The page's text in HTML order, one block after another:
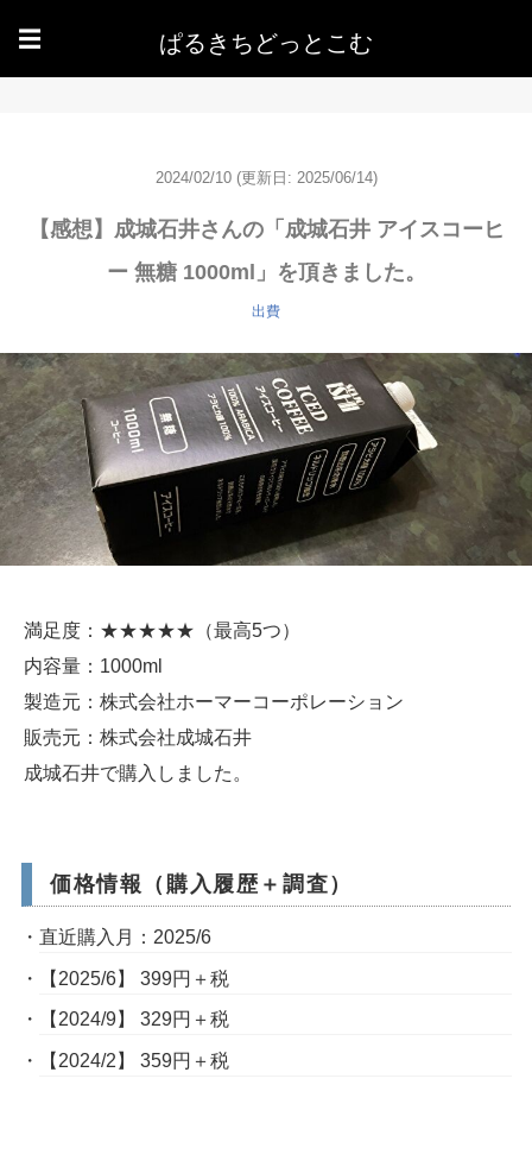
☰ ぱるきちどっとこむ
2024/02/10 (更新日: 2025/06/14)
【感想】成城石井さんの「成城石井 アイスコーヒ
ー 無糖 1000ml」を頂きました。
出費
満足度：★★★★★（最高5つ）
内容量：1000ml
製造元：株式会社ホーマーコーポレーション
販売元：株式会社成城石井
成城石井で購入しました。
価格情報（購入履歴＋調査）
直近購入月：2025/6
【2025/6】 399円＋税
【2024/9】 329円＋税
【2024/2】 359円＋税